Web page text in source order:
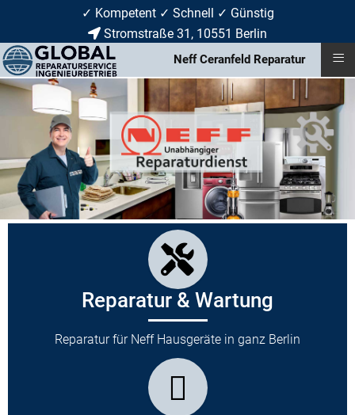
✓ Kompetent ✓ Schnell ✓ Günstig
Stromstraße 31, 10551 Berlin
Neff Ceranfeld Reparatur ≡
Reparatur & Wartung
Reparatur für Neff Hausgeräte in ganz Berlin